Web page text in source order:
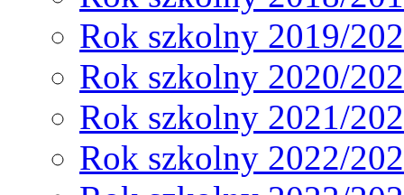
Rok szkolny 2019/
Rok szkolny 2020/
Rok szkolny 2021/
Rok szkolny 2022/